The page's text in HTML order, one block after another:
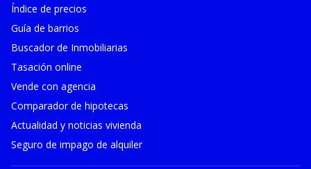
Índice de precios
Guía de barrios
Buscador de Inmobiliarias
Tasación online
Vende con agencia
Comparador de hipotecas
Actualidad y noticias vivienda
Seguro de impago de alquiler